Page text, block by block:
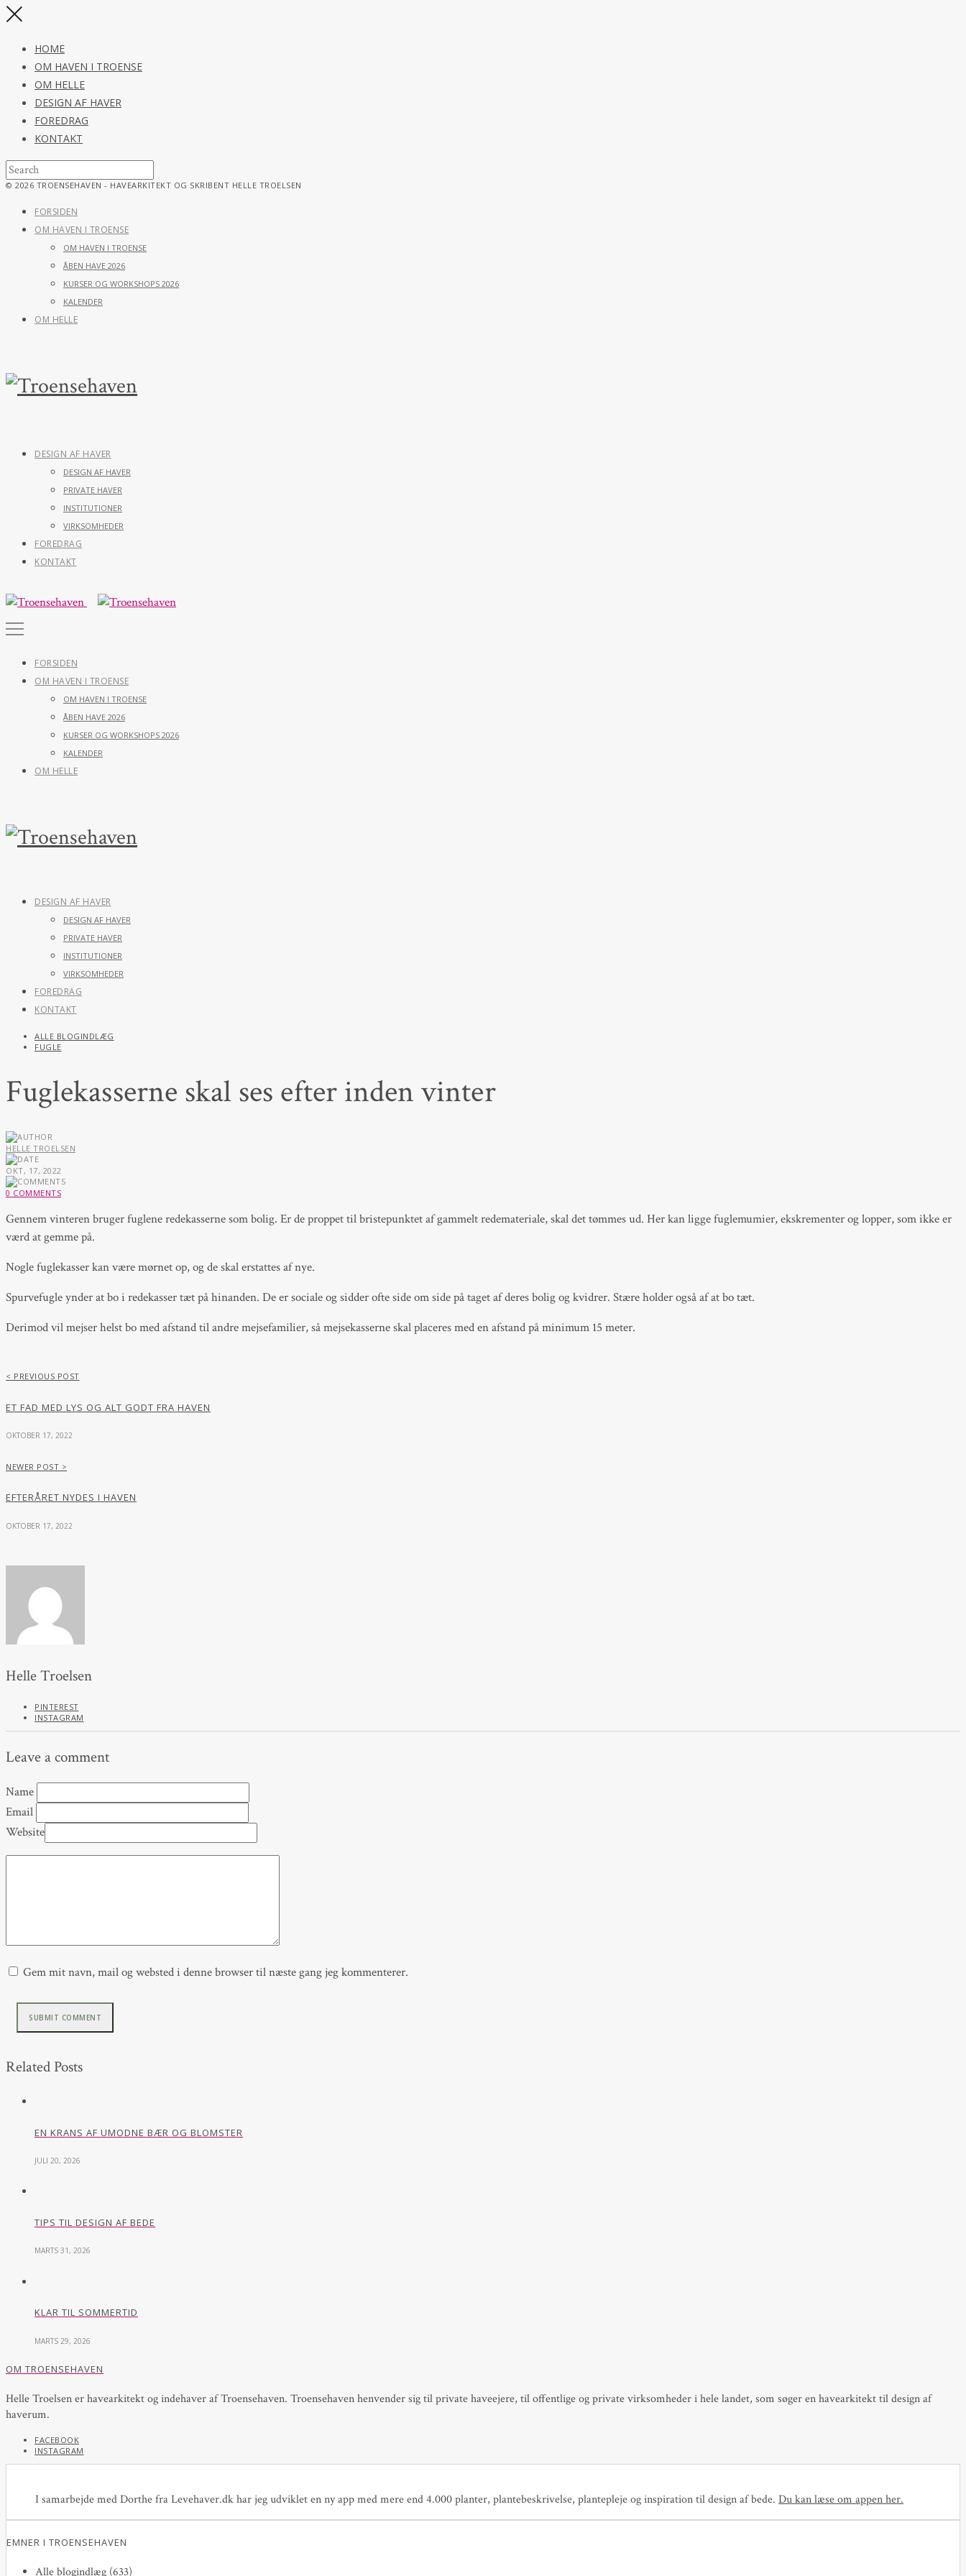
HOME
OM HAVEN I TROENSE
OM HELLE
DESIGN AF HAVER
FOREDRAG
KONTAKT
© 2026 TROENSEHAVEN - HAVEARKITEKT OG SKRIBENT HELLE TROELSEN
FORSIDEN
OM HAVEN I TROENSE
OM HAVEN I TROENSE
ÅBEN HAVE 2026
KURSER OG WORKSHOPS 2026
KALENDER
OM HELLE
DESIGN AF HAVER
DESIGN AF HAVER
PRIVATE HAVER
INSTITUTIONER
VIRKSOMHEDER
FOREDRAG
KONTAKT
FORSIDEN
OM HAVEN I TROENSE
OM HAVEN I TROENSE
ÅBEN HAVE 2026
KURSER OG WORKSHOPS 2026
KALENDER
OM HELLE
DESIGN AF HAVER
DESIGN AF HAVER
PRIVATE HAVER
INSTITUTIONER
VIRKSOMHEDER
FOREDRAG
KONTAKT
ALLE BLOGINDLÆG
FUGLE
Fuglekasserne skal ses efter inden vinter
HELLE TROELSEN
OKT, 17, 2022
0 COMMENTS
Gennem vinteren bruger fuglene redekasserne som bolig. Er de proppet til bristepunktet af gammelt redemateriale, skal det tømmes ud. Her kan ligge fuglemumier, ekskrementer og lopper, som ikke er
værd at gemme på.
Nogle fuglekasser kan være mørnet op, og de skal erstattes af nye.
Spurvefugle ynder at bo i redekasser tæt på hinanden. De er sociale og sidder ofte side om side på taget af deres bolig og kvidrer. Stære holder også af at bo tæt.
Derimod vil mejser helst bo med afstand til andre mejsefamilier, så mejsekasserne skal placeres med en afstand på minimum 15 meter.
< PREVIOUS POST
ET FAD MED LYS OG ALT GODT FRA HAVEN
OKTOBER 17, 2022
NEWER POST >
EFTERÅRET NYDES I HAVEN
OKTOBER 17, 2022
Helle Troelsen
PINTEREST
INSTAGRAM
Leave a comment
Name
Email
Website
Gem mit navn, mail og websted i denne browser til næste gang jeg kommenterer.
Related Posts
EN KRANS AF UMODNE BÆR OG BLOMSTER
JULI 20, 2026
TIPS TIL DESIGN AF BEDE
MARTS 31, 2026
KLAR TIL SOMMERTID
MARTS 29, 2026
OM TROENSEHAVEN
Helle Troelsen er havearkitekt og indehaver af Troensehaven. Troensehaven henvender sig til private haveejere, til offentlige og private virksomheder i hele landet, som søger en havearkitekt til design af
haverum.
FACEBOOK
INSTAGRAM
I samarbejde med Dorthe fra Levehaver.dk har jeg udviklet en ny app med mere end 4.000 planter, plantebeskrivelse, plantepleje og inspiration til design af bede. Du kan læse om appen her.
EMNER I TROENSEHAVEN
Alle blogindlæg (633)